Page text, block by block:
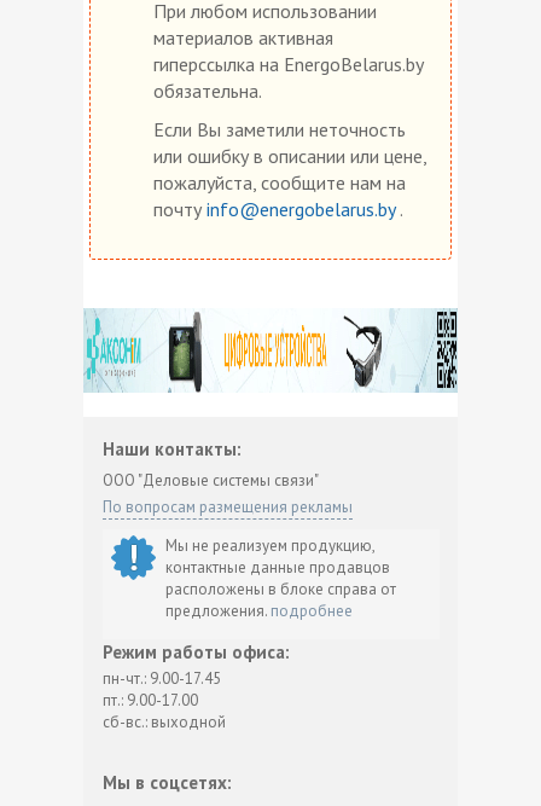
При любом использовании
материалов активная
гиперссылка на EnergoBelarus.by
обязательна.
Если Вы заметили неточность
или ошибку в описании или цене,
пожалуйста, сообщите нам на
почту info@energobelarus.by.
Наши контакты:
ООО "Деловые системы связи"
По вопросам размещения рекламы
Мы не реализуем продукцию,
контактные данные продавцов
расположены в блоке справа от
предложения. подробнее
Режим работы офиса:
пн-чт.: 9.00-17.45
пт.: 9.00-17.00
сб-вс.: выходной
Мы в соцсетях: